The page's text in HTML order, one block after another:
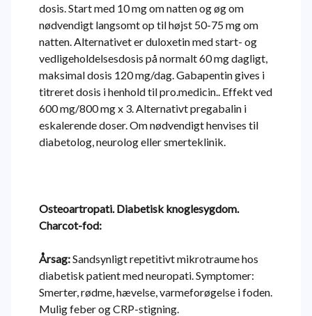
dosis. Start med 10 mg om natten og øg om
nødvendigt langsomt op til højst 50-75 mg om
natten. Alternativet er duloxetin med start- og
vedligeholdelsesdosis på normalt 60 mg dagligt,
maksimal dosis 120 mg/dag. Gabapentin gives i
titreret dosis i henhold til pro.medicin.. Effekt ved
600 mg/800 mg x 3. Alternativt pregabalin i
eskalerende doser. Om nødvendigt henvises til
diabetolog, neurolog eller smerteklinik.
Osteoartropati. Diabetisk knoglesygdom.
Charcot-fod:
Årsag:Sandsynligt repetitivt mikrotraume hos
diabetisk patient med neuropati. Symptomer:
Smerter, rødme, hævelse, varmeforøgelse i foden.
Mulig feber og CRP-stigning.